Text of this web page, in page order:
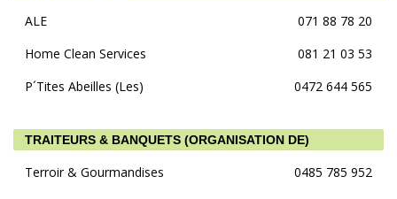
ALE
071 88 78 20
Home Clean Services
081 21 03 53
P´Tites Abeilles (Les)
0472 644 565
TRAITEURS & BANQUETS (ORGANISATION DE)
Terroir & Gourmandises 0485 785 952